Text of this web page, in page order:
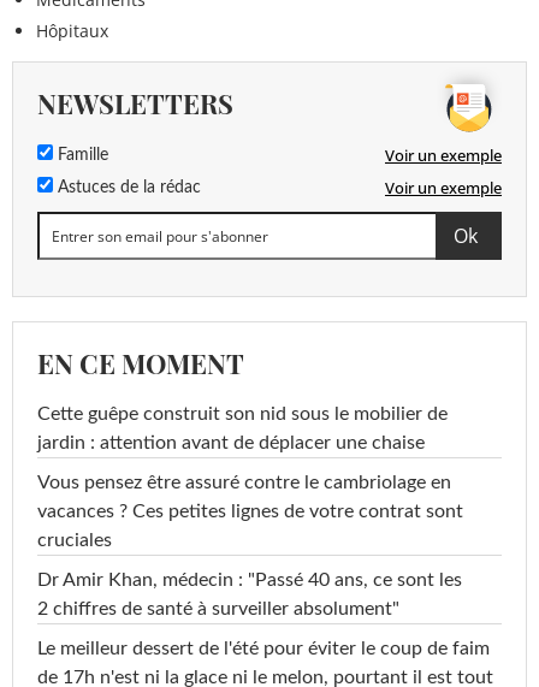
Hôpitaux
NEWSLETTERS
Famille Voir un exemple
Astuces de la rédac Voir un exemple
EN CE MOMENT
Cette guêpe construit son nid sous le mobilier de
jardin : attention avant de déplacer une chaise
Vous pensez être assuré contre le cambriolage en
vacances ? Ces petites lignes de votre contrat sont
cruciales
Dr Amir Khan, médecin : "Passé 40 ans, ce sont les
2 chiffres de santé à surveiller absolument"
Le meilleur dessert de l'été pour éviter le coup de faim
de 17h n'est ni la glace ni le melon, pourtant il est tout